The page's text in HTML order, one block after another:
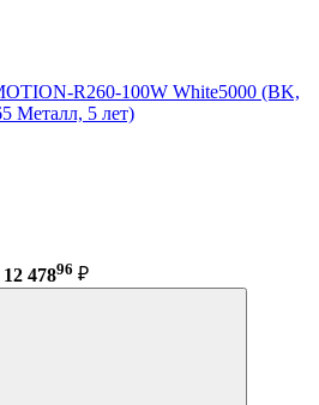
R260-100W White5000 (BK,
Металл, 5 лет)
12 47896 ₽